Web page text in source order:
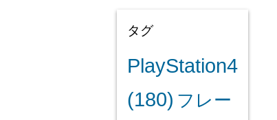
タグ
PlayStation4
(180) フレー